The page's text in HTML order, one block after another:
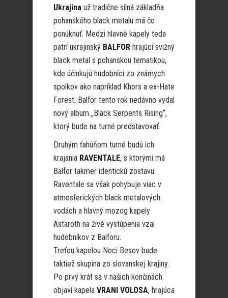
Ukrajina už tradične silná základňa
pohanského black metalu má čo
ponúknuť. Medzi hlavné kapely teda
patrí ukrajinský BALFOR hrajúci svižný
black metal s pohanskou tematikou,
kde účinkujú hudobníci zo známych
spolkov ako napríklad Khors a ex-Hate
Forest. Balfor tento rok nedávno vydal
nový album „Black Serpents Rising“,
ktorý bude na turné predstavovať.
Druhým ťahúňom turné budú ich
krajania RAVENTALE, s ktorými má
Balfor takmer identickú zostavu.
Raventale sa však pohybuje viac v
atmosferických black metalových
vodách a hlavný mozog kapely
Astaroth na živé vystúpenia vzal
hudobníkov z Balforu.
Treťou kapelou Noci Besov bude
taktiež skupina zo slovanskej krajiny.
Po prvý krát sa v našich končinách
objaví kapela VRANI VOLOSA, hrajúca